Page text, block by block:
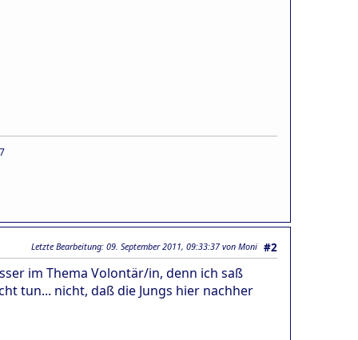
#2
Letzte Bearbeitung: 09. September 2011, 09:33:37 von Moni
im Thema Volontär/in, denn ich saß
tun... nicht, daß die Jungs hier nachher